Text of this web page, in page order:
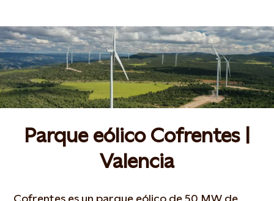
Parque eólico Cofrentes |
Valencia
Cofrentes es un parque eólico de 50 MW de